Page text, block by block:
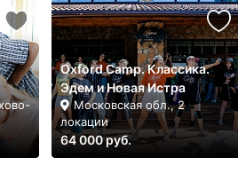
Oxford Camp. Классика.
Эдем и Новая Истра
Московская обл., 2
локации
64 000 руб.